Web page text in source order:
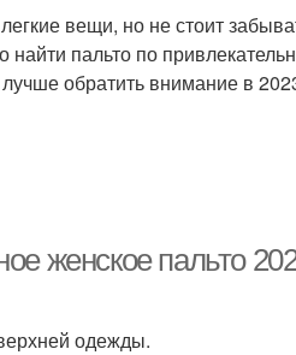
вещи, но не стоит
пальто по
обратить внимание в
женское пальто
одежды.